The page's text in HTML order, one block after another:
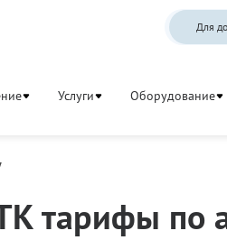
Для
Услуги Оборудование
тарифы по